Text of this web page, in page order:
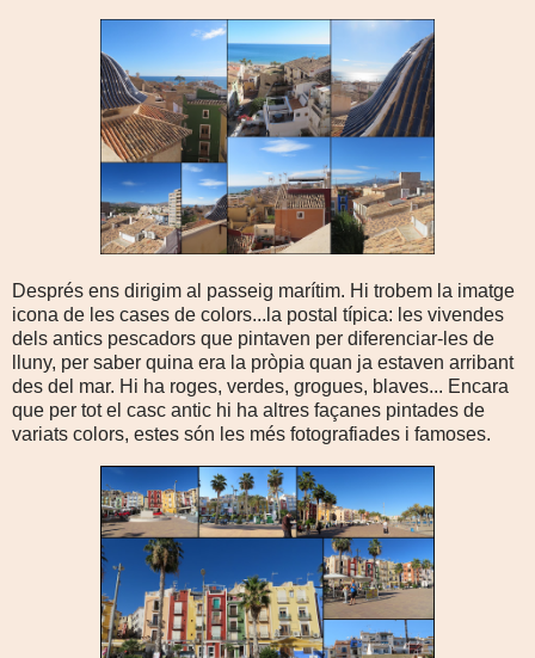
Després ens dirigim al passeig marítim. Hi trobem la imatge
icona de les cases de colors...la postal típica: les vivendes
dels antics pescadors que pintaven per diferenciar-les de
lluny, per saber quina era la pròpia quan ja estaven arribant
des del mar. Hi ha roges, verdes, grogues, blaves... Encara
que per tot el casc antic hi ha altres façanes pintades de
variats colors, estes són les més fotografiades i famoses.